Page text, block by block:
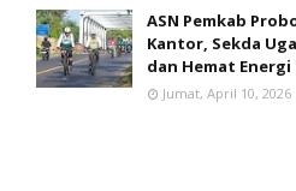
ASN Pemkab
Kantor, Sekda
dan Hemat Energi
Jumat, April 10, 2026